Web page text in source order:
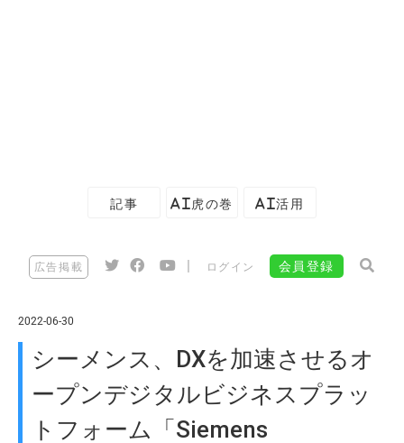
記事 AI虎の巻 AI活用
広告掲載 ログイン 会員登録
2022-06-30
シーメンス、DXを加速させるオ
ープンデジタルビジネスプラッ
トフォーム「Siemens